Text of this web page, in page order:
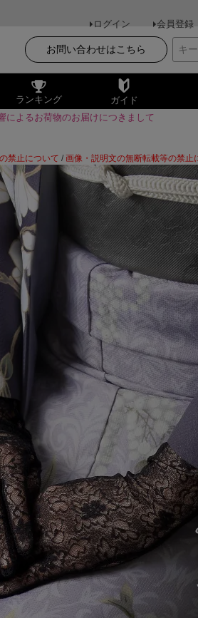
ログイン 会員登録
お問い合わせはこちら
ランキング ガイド
によるお荷物のお届けにつきまして
禁止について / 画像・説明文の無断転載等の禁止